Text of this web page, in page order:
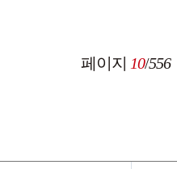
페이지 10/556